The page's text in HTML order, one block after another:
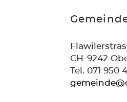
CH-9242
Tel. 071 950